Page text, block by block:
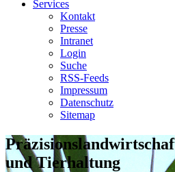
Services
Kontakt
Presse
Intranet
Login
Suche
RSS-Feeds
Impressum
Datenschutz
Sitemap
und Tierhaltung